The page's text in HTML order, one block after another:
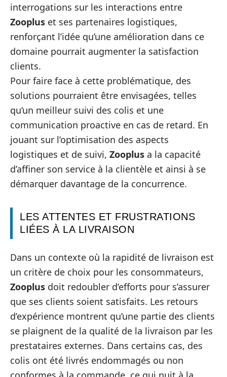
interrogations sur les interactions entre
Zooplus et ses partenaires logistiques,
renforçant l’idée qu’une amélioration dans ce
domaine pourrait augmenter la satisfaction
clients.
Pour faire face à cette problématique, des
solutions pourraient être envisagées, telles
qu’un meilleur suivi des colis et une
communication proactive en cas de retard. En
jouant sur l’optimisation des aspects
logistiques et de suivi, Zooplus a la capacité
d’affiner son service à la clientèle et ainsi à se
démarquer davantage de la concurrence.
LES ATTENTES ET FRUSTRATIONS
LIÉES À LA LIVRAISON
Dans un contexte où la rapidité de livraison est
un critère de choix pour les consommateurs,
Zooplus doit redoubler d’efforts pour s’assurer
que ses clients soient satisfaits. Les retours
d’expérience montrent qu’une partie des clients
se plaignent de la qualité de la livraison par les
prestataires externes. Dans certains cas, des
colis ont été livrés endommagés ou non